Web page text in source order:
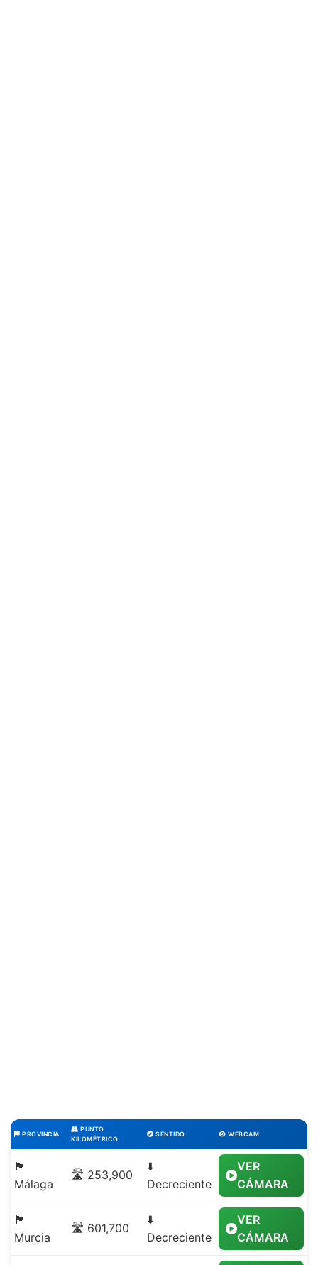
PROVINCIA
PUNTO
KILOMÉTRICO
SENTIDO WEBCAM
🏴
Málaga
🛣️ 253,900
⬇️
Decreciente
VER
CÁMARA
🏴
Murcia
🛣️ 601,700
⬇️
Decreciente
VER
CÁMARA